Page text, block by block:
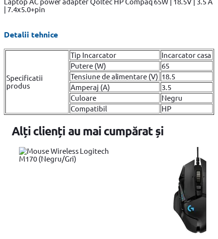
| 7.4x5.0+pin
Detalii tehnice
Specificatii
produs
Tip Incarcator
Incarcator casa
Putere (W)
65
Tensiune de alimentare (V) 18.5
Amperaj (A)
3.5
Culoare
Negru
Compatibil
HP
Alți clienți au mai cumpărat și